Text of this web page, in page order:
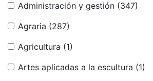
Administración y gestión (347)
Agraria (287)
Agricultura (1)
Artes aplicadas a la escultura (1)